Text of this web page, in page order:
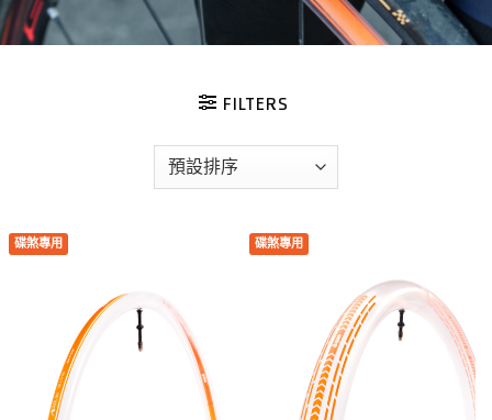
FILTERS
碟煞專用 碟煞專用